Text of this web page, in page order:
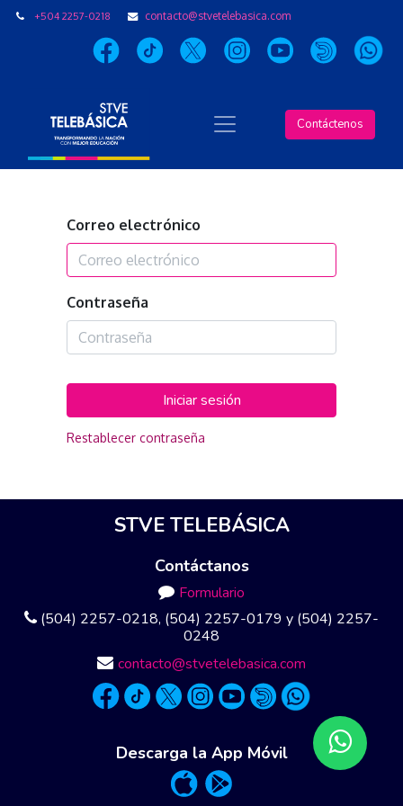
+504 2257-0218 contacto@stvetelebasica.com
Contáctenos
Correo electrónico
Contraseña
Iniciar sesión
Restablecer contraseña
STVE TELEBÁSICA
Contáctanos
Formulario
(504) 2257-0218, (504) 2257-0179 y (504) 2257-
0248
contacto@stvetelebasica.com
Descarga la App Móvil